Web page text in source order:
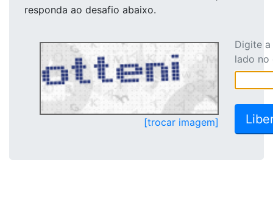
responda ao desafio abaixo.
[trocar imagem]
Digite
lado no